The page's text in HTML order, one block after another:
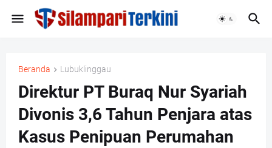
Beranda Lubuklinggau
Direktur PT Buraq Nur Syariah
Divonis 3,6 Tahun Penjara atas
Kasus Penipuan Perumahan